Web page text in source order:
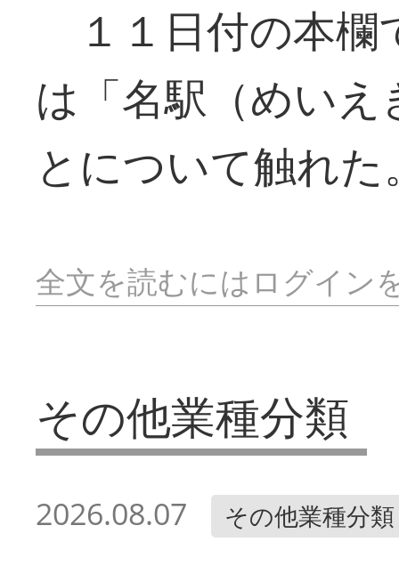
１１日付の本欄
は「名駅（めい
とについて触れた
全文を読むにはログイン
その他業種分類
2026.08.07 その他業種分類